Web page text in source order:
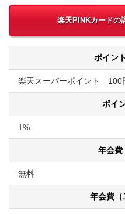
楽天PINKカードの
ポイン
楽天スーパーポイント 100
ポイ
1%
年会費
無料
年会費（